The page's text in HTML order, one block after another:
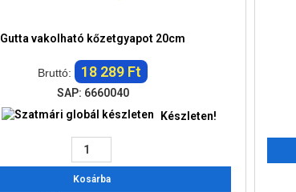
Gutta vakolható kőzetgyapot 20cm
Bruttó: 18 289 Ft
SAP: 6660040
Készleten!
Kosárba